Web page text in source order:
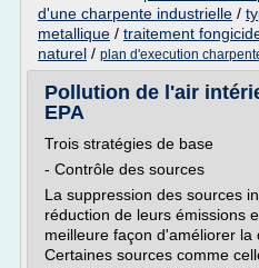
d'une charpente industrielle /
metallique / traitement
naturel / plan d'execution
Pollution de l'air
EPA
Trois stratégies de base
- Contrôle des sources
La suppression des sources
réduction de leurs émissions
meilleure façon d'améliorer la
Certaines sources comme